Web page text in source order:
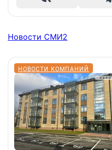
Новости СМИ2
НОВОСТИ КОМПАНИЙ